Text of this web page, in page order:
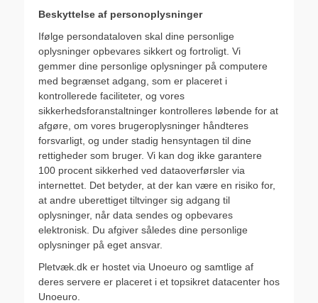
Beskyttelse af personoplysninger
Ifølge persondataloven skal dine personlige
oplysninger opbevares sikkert og fortroligt. Vi
gemmer dine personlige oplysninger på computere
med begrænset adgang, som er placeret i
kontrollerede faciliteter, og vores
sikkerhedsforanstaltninger kontrolleres løbende for at
afgøre, om vores brugeroplysninger håndteres
forsvarligt, og under stadig hensyntagen til dine
rettigheder som bruger. Vi kan dog ikke garantere
100 procent sikkerhed ved dataoverførsler via
internettet. Det betyder, at der kan være en risiko for,
at andre uberettiget tiltvinger sig adgang til
oplysninger, når data sendes og opbevares
elektronisk. Du afgiver således dine personlige
oplysninger på eget ansvar.
Pletvæk.dk er hostet via Unoeuro og samtlige af
deres servere er placeret i et topsikret datacenter hos
Unoeuro.